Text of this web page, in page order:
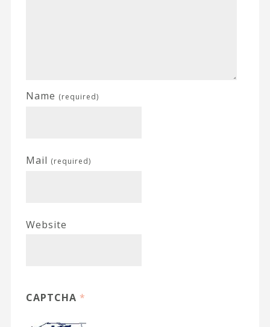
Name (required)
Mail (required)
Website
CAPTCHA *